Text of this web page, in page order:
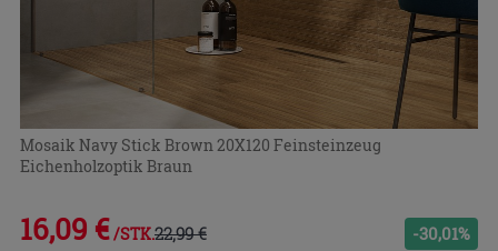
Mosaik Navy Stick Brown 20X120 Feinsteinzeug
Eichenholzoptik Braun
16,09 € /STK.22,99 € -30,01%